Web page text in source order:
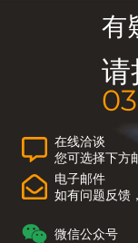
有
请
在线洽谈
您可选择下方
电子邮件
如有问题反馈
微信公众号